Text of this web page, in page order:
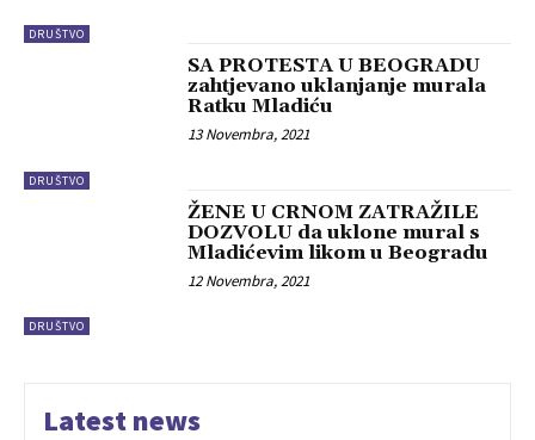
DRUŠTVO
DRUŠTVO
SA PROTESTA U BEOGRADU
zahtjevano uklanjanje murala
Ratku Mladiću
13 Novembra, 2021
DRUŠTVO
ŽENE U CRNOM ZATRAŽILE
DOZVOLU da uklone mural s
Mladićevim likom u Beogradu
12 Novembra, 2021
Latest news